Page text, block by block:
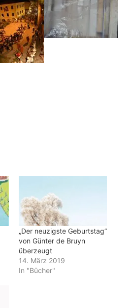
„Der neuzigste Geburtstag“
von Günter de Bruyn
überzeugt
14. März 2019
In "Bücher"